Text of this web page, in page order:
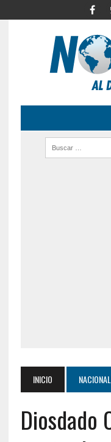
INICIO
Diosdado